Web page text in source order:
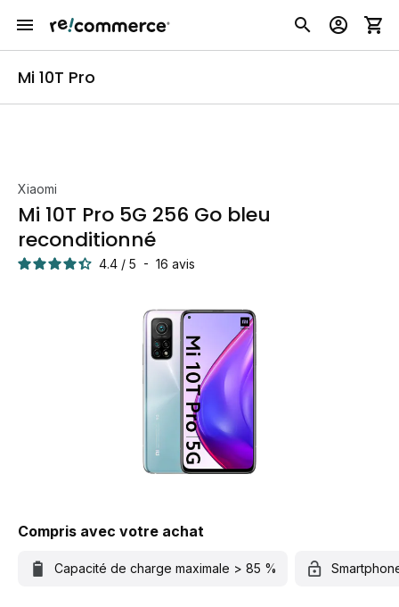
Mi 10T Pro
Xiaomi
Mi 10T Pro 5G 256 Go bleu
reconditionné
4.4 / 5 - 16 avis
Compris avec votre achat
Capacité de charge maximale > 85 %